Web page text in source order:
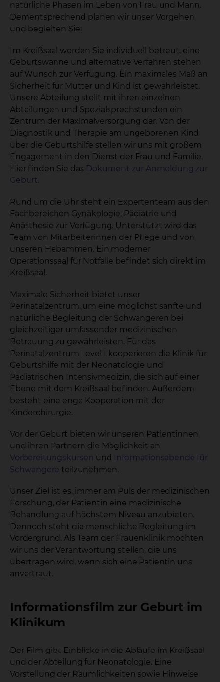
natürliche Phasen im Leben von Frau und Mann.
Dementsprechend planen wir unser Vorgehen
und begleiten Sie:
Im Kreißsaal werden Sie individuell betreut, eine
Geburtswanne und alternative Verfahren stehen
auf Wunsch zur Verfügung. Ein maximales Maß an
Sicherheit für Mutter und Kind ist gewährleistet.
Unsere Abteilung stellt mit ihren einzelnen
Abteilungen und Spezialsprechstunden ein
Zentrum der Maximalversorgung dar. Von der
Diagnostik und Therapie am ungeborenen Kind
über die Geburtshilfe stellen wir uns mit großem
Engagement in den Dienst der Frau und Familie.
Hier finden Sie das Dokument zur Anmeldung zur
Geburt.
Rund um die Uhr steht ein Expertenteam aus den
Fachbereichen Gynäkologie, Pädiatrie und
Anästhesie zur Verfügung. Unterstützt wird das
Team von Mitarbeiterinnen der Pflege und von
unseren Hebammen. Ein moderner
Operationssaal für Notfälle befindet sich direkt im
Kreißsaal.
Maximale Sicherheit bietet unser
Perinatalzentrum, um eine möglichst sanfte und
natürliche Begleitung der Schwangeren bei
gleichzeitiger umfassender medizinischen
Betreuung zu gewährleisten. Für das
Perinatalzentrum Level I kooperieren die Klinik für
Geburtshilfe mit der Neonatologie und
Pädiatrischen Intensivmedizin, die sich auf einer
Ebene mit dem Kreißsaal befinden. Außerdem
besteht eine enge Kooperation mit der
Kinderchirurgie.
Vor der Geburt bieten wir unseren Patientinnen
und ihren Partnern die Möglichkeit an
Vorbereitungskursen und
Informationsabende für
Schwangere teilzunehmen.
Unser Ziel ist es, immer am Puls der medizinischen
Forschung, der Patientin eine medizinische
Behandlung auf höchstem Niveau anzubieten.
Dennoch steht die menschliche Begleitung im
Vordergrund. Als Team der Frauenklinik möchten
wir uns der Verantwortung stellen, die uns
übertragen wird, wenn sich eine Patientin uns
anvertraut.
Informationsfilm zur Geburt im
Klinikum
Der Film gibt Einblicke in die Abläufe im Kreißsaal
und der Abteilung für Neonatologie. Eine
Vorstellung der Räumlichkeiten sowie Hinweise